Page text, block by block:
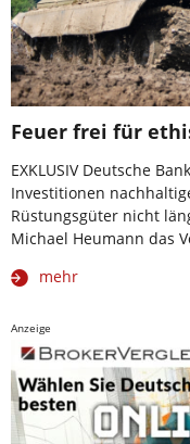
Feuer frei für
EXKLUSIV Deutsche
Investitionen
Rüstungsgüter nicht
Michael Heumann das
mehr
Anzeige